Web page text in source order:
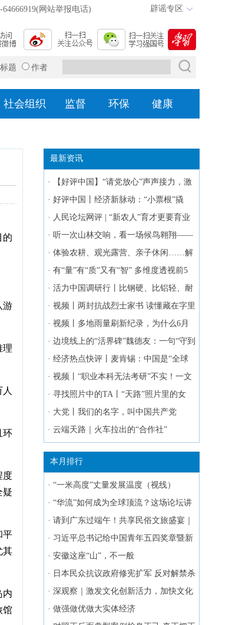
网站举报电话) 辟谣专区
标题 作者
社会组织 监督 环保 健康
的
游
理
环
度
疑
平
其
内
馆
最新资讯
·
【好评中国】“请党放心”声声接力，激
荡百年大党最嘹亮的青春回响
· 好评中国丨经济新脉动：“小票根”撬
动“大消费”
· 人民论坛网评 | “新农人”育才更要育业
——乡村善治系列评
· 听一次山林交响，看一场候鸟翱翔——
奔赴绿水青山里的诗意远方
· 体验农耕、观光露营、亲子休闲……解
锁“稻花香里说丰年”的多彩诗意生活
· 有“量”有“质”又有“智” 多维度透视前5
个月物流运行“成绩单”
· 活力中国调研行丨比钢硬、比铝轻、耐
腐蚀 河北造新材料要“上天”
· 视频丨两封抗战烈士家书 读懂藏在字里
行间的家国之爱
· 视频丨多地雨量刷新纪录，为什么6月
北方频繁降雨？专家解析
· 边境线上的“活界碑”魏德友：一句“守到
走不动”，让两代接力守山河
· 经济热点快评丨麦肯锡：中国是“全球
最硬核的健身房”
· 视频丨“职业本科无法考研”不实！一文
了解院校专业、培养模式
· 寻找照片中的TA丨“天路”照片里的女
孩，如今怎么样了
· 大党丨我们的名字，叫中国共产党
· 云端天路｜火车拉出的“合作社”
本月排行
· “一米高度”丈量发展温度（视线）
· “华流”如何成为全球顶流？这场论坛讲
明白了
· 请到广东过端午！共享民俗文旅盛宴｜
学习粤报
· 习近平总书记给中国青年五四奖章暨新
时代青年先锋奖获奖者代表的回信在广
大青年中引发热烈反响
· 安徽这座“山”，不一般
· 日本民众抗议政府修宪扩军 反对解禁杀
伤性武器出口
· 深观察｜激发文化创新活力，加快文化
产业高质量发展
· 做强做优做大实体经济